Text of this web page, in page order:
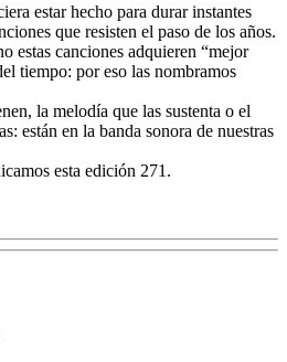
estar hecho para durar instantes
que resisten el paso de los años.
estas canciones adquieren “mejor
tiempo: por eso las nombramos
la melodía que las sustenta o el
están en la banda sonora de nuestras
esta edición 271.